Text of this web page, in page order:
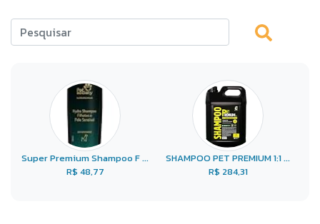
Super Premium Shampoo F ...
R$ 48,77
SHAMPOO PET PREMIUM 1:1 ...
R$ 284,31